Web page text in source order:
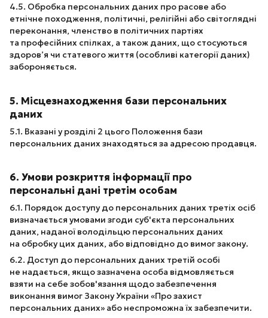
4.5. Обробка персональних даних про расове або
етнічне походження, політичні, релігійні або світоглядні
переконання, членство в політичних партіях
та професійних спілках, а також даних, що стосуються
здоров’я чи статевого життя (особливі категорії даних)
забороняється.
5. Місцезнаходження бази персональних
даних
5.1. Вказані у розділі 2 цього Положення бази
персональних даних знаходяться за адресою продавця.
6. Умови розкриття інформації про
персональні дані третім особам
6.1. Порядок доступу до персональних даних третіх осіб
визначається умовами згоди суб'єкта персональних
даних, наданої володільцю персональних даних
на обробку цих даних, або відповідно до вимог закону.
6.2. Доступ до персональних даних третій особі
не надається, якщо зазначена особа відмовляється
взяти на себе зобов'язання щодо забезпечення
виконання вимог Закону України «Про захист
персональних даних» або неспроможна їх забезпечити.